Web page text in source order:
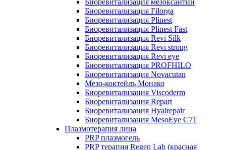
Биоревитализация мезоксантин
Биоревитализация Filorga
Биоревитализация Plinest
Биоревитализация Plinest Fast
Биоревитализация Revi Silk
Биоревитализация Revi strong
Биоревитализация Revi eye
Биоревитализация PROFHILO
Биоревитализация Novacutan
Мезо-коктейль Монако
Биоревитализация Viscoderm
Биоревитализация Repart
Биоревитализация Hyalrepair
Биоревитализация MesoEye C71
Плазмотерапия лица
PRP плазмогель
PRP терапия Regen Lab (красная